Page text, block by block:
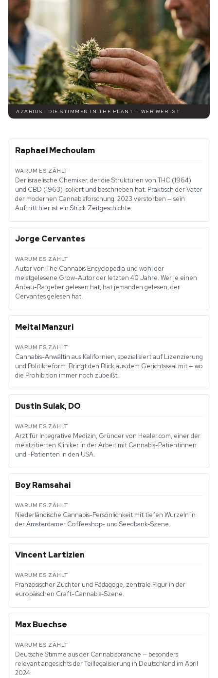
AZARIUS · DIE STIMMEN IN THE PLANT — WER WER IST
Raphael Mechoulam
Der israelische Chemiker, der die Strukturen von THC (1964)
und CBD (1963) isoliert und beschrieben hat. Praktisch der Vater
der modernen Cannabisforschung. 2023 verstorben — sein
Auftritt hier ist ein Stück Zeitgeschichte.
Jorge Cervantes
Autor vonThe Cannabis Encyclopedia und wohl der
meistgelesene Grow-Autor der letzten 40 Jahre. Wer je einen
Anbau-Ratgeber gelesen hat, hat jemanden gelesen, der
Cervantes gelesen hat.
Meital Manzuri
Cannabis-Anwältin aus Kalifornien, spezialisiert auf Lizenzierung
und Politikreform. Bringt den Blick aus dem Gerichtssaal mit — wo
die Prohibition immer noch zubeißt.
Dustin Sulak, DO
Arzt für Integrative Medizin, Gründer von Healer.com, einer der
meistzitierten Kliniker in der Arbeit mit Cannabis-Patientinnen
und -Patienten in den USA.
Boy Ramsahai
Niederländische Cannabis-Persönlichkeit mit tiefen Wurzeln in
der Amsterdamer Coffeeshop- und Seedbank-Szene.
Vincent Lartizien
Französischer Züchter und Pädagoge, zentrale Figur in der
europäischen Craft-Cannabis-Szene.
Max Buechse
Deutsche Stimme aus der Cannabisbranche — besonders
relevant angesichts der Teillegalisierung in Deutschland im April
2024.